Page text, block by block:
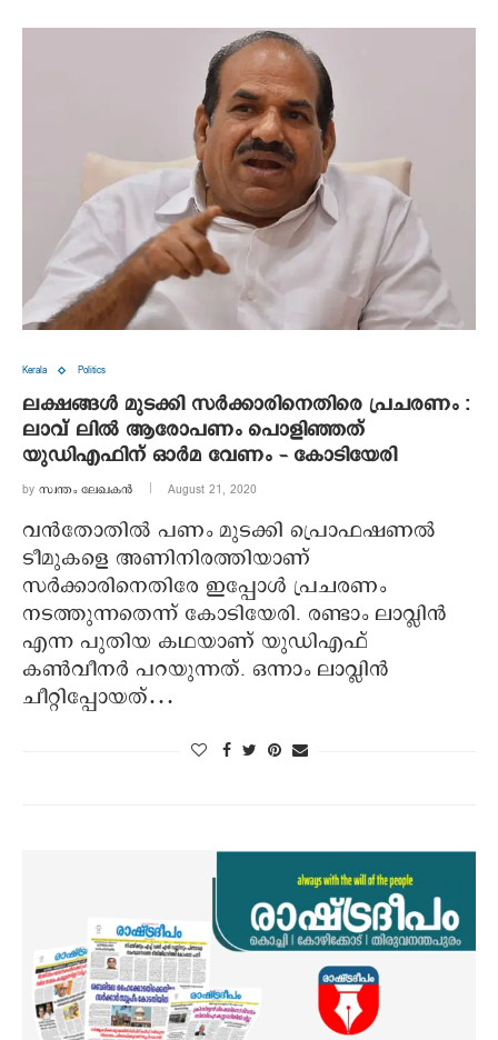
Kerala Politics
ലക്ഷങ്ങള്‍ മുടക്കി സര്‍ക്കാരിനെതിരെ പ്രചരണം :
ലാവ് ലില്‍ ആരോപണം പൊളിഞ്ഞത്
യുഡിഎഫിന് ഓര്‍മ വേണം – കോടിയേരി
by സ്വന്തം ലേഖകൻ August 21, 2020
വന്‍തോതില്‍ പണം മുടക്കി പ്രൊഫഷണല്‍
ടീമുകളെ അണിനിരത്തിയാണ്
സര്‍ക്കാരിനെതിരേ ഇപ്പോള്‍ പ്രചരണം
നടത്തുന്നതെന്ന് കോടിയേരി. രണ്ടാം ലാവ്ലിന്‍
എന്ന പുതിയ കഥയാണ് യുഡിഎഫ്
കണ്‍വീനര്‍ പറയുന്നത്. ഒന്നാം ലാവ്ലിന്‍
ചീറ്റിപ്പോയത്…